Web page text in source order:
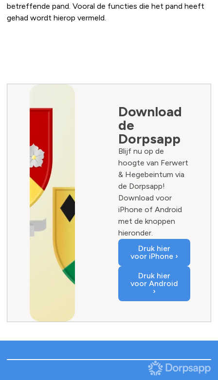
betreffende pand. Vooral de functies die het pand heeft
gehad wordt hierop vermeld.
Download
de
Dorpsapp
Blijf nu op de
hoogte van Ferwert
& Hegebeintum via
de Dorpsapp!
Download voor
iPhone of Android
met de knoppen
hieronder.
Druk hier
voor iPhone ›
Druk hier
voor Android
›